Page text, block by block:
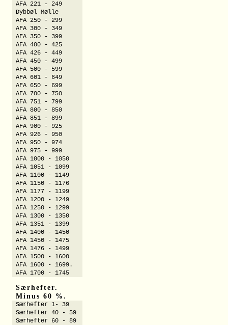
AFA 221 - 249
Dybbøl Mølle
AFA 250 - 299
AFA 300 - 349
AFA 350 - 399
AFA 400 - 425
AFA 426 - 449
AFA 450 - 499
AFA 500 - 599
AFA 601 - 649
AFA 650 - 699
AFA 700 - 750
AFA 751 - 799
AFA 800 - 850
AFA 851 - 899
AFA 900 - 925
AFA 926 - 950
AFA 950 - 974
AFA 975 - 999
AFA 1000 - 1050
AFA 1051 - 1099
AFA 1100 - 1149
AFA 1150 - 1176
AFA 1177 - 1199
AFA 1200 - 1249
AFA 1250 - 1299
AFA 1300 - 1350
AFA 1351 - 1399
AFA 1400 - 1450
AFA 1450 - 1475
AFA 1476 - 1499
AFA 1500 - 1600
AFA 1600 - 1699.
AFA 1700 - 1745
Særhefter.
Minus 60 %.
Særhefter 1- 39
Særhefter 40 - 59
Særhefter 60 - 89